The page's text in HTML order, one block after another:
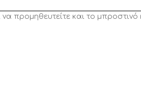
προμηθευτείτε και το